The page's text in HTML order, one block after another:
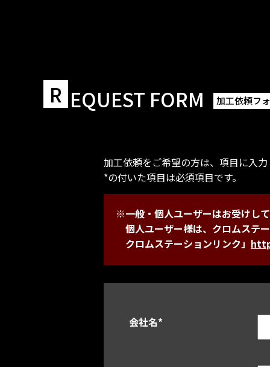
R EQUEST FORM 加工依頼フ
加工依頼をご希望の方は、項目に入力
*の付いた項目は必須項目です。
※一般・個人ユーザーはお受けして
個人ユーザー様は、クロムステ
クロムステーションリンク」
会社名*